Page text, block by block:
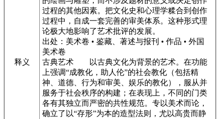
释义
过程的其他因素。把文化史和心理学糅合到创作
过程中，自成一套完善的审美体系。这种形式理
论极大地影响了艺术批评的发展。
出处：美术卷 • 鉴藏、著述与报刊 • 作品 • 外国
美术卷
古典艺术 以古典文化为背景的艺术。在功能
上强调“成教化，助人伦”的社会教化（包括精
神、道德、行为和审美、娱乐的教化），服从并
服务于社会秩序的构建；在表现上，不同的门类
各有其独立而严密的共性规范。专以美术而论，
确立了以“存形”为本的造型法则，尤以高贵而静